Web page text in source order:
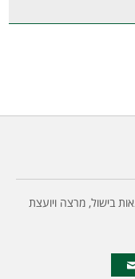
בישול, מרצה ויועצת